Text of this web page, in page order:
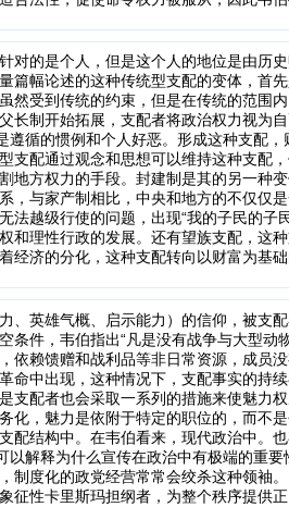
的是个人，但是这个人的地位是由历
幅论述的这种传统型支配的变体，首
受到传统的约束，但是在传统的范围
制开始拓展，支配者将政治权力视为
循的惯例和个人好恶。形成这种支配
配通过观念和思想可以维持这种支配
方权力的手段。封建制是其的另一种
与家产制相比，中央和地方的不仅仅
越级行使的问题，出现“我的子民的子
理性行政的发展。还有望族支配，这
济的分化，这种支配转向以财富为基
英雄气概、启示能力）的信仰，被支
件，韦伯指出“凡是没有战争与大型动
赖馈赠和战利品等非日常资源，成员
中出现，这种情况下，支配事实的持
配者也会采取一系列的措施来使魅力
，魅力是依附于特定的职位的，而不
结构中。在韦伯看来，现代政治中。
解释为什么宣传在政治中有极端的重
度化的政党经营常常会绞杀这种领袖
性卡里斯玛担纲者，为整个秩序提供